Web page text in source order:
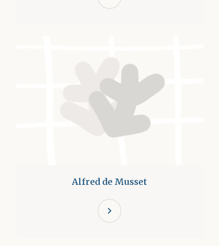
Alfred de Musset
chevron_right